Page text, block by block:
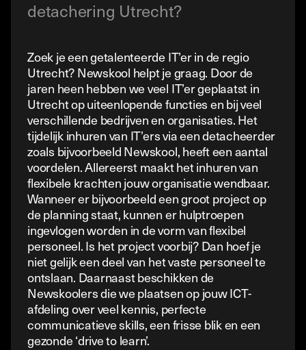
detachering Utrecht?
Zoek je een getalenteerde IT’er in de regio
Utrecht? Newskool helpt je graag. Door de
jaren heen hebben we veel IT’er geplaatst in
Utrecht op uiteenlopende functies en bij veel
verschillende bedrijven en organisaties. Het
tijdelijk inhuren van IT’ers via een detacheerder
zoals bijvoorbeeld Newskool, heeft een aantal
voordelen. Allereerst maakt het inhuren van
flexibele krachten jouw organisatie wendbaar.
Wanneer er bijvoorbeeld een groot project op
de planning staat, kunnen er hulptroepen
ingevlogen worden in de vorm van flexibel
personeel. Is het project voorbij? Dan hoef je
niet gelijk een deel van het vaste personeel te
ontslaan. Daarnaast beschikken de
Newskoolers die we plaatsen op jouw ICT-
afdeling over veel kennis, perfecte
communicatieve skills, een frisse blik en een
gezonde ‘drive to learn’.